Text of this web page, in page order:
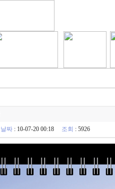
날짜 : 10-07-20 00:18 조회 : 5926